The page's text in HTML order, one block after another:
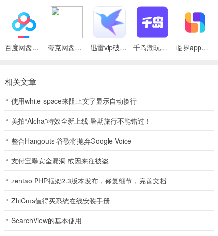
3、然后点击“联系客服”；
软件优势
1、自动为你推荐个性商品，省去自己搜索、筛选、寻找的时间；
2、可以关注分享商品的博主，博主更新动态的话可以及时知道；
3、每个人想要买的商品这里都有，不管你需要什么这里都能提供；
更新日志
百度网盘绿色免安装Pc电脑版 夸克网盘官方正式版 迅雷vip破解版永久会员2024版 千岛潮玩族安卓版 临界app官方版
相关文章
使用white-space来阻止文字显示自动换行
美拍“Aloha”特效全新上线 暑期旅行不能错过！
整合Hangouts 谷歌将抛弃Google Voice
支付宝曝安全漏洞 或因来往被盗
zentao PHP框架2.3版本发布，修复细节，完善文档
ZhiCms值得买系统在线安装手册
SearchView的基本使用